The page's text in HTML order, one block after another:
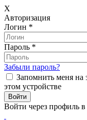
X
Авторизация
Логин *
Пароль *
Забыли пароль?
Запомнить меня на
этом устройстве
Войти через профиль в